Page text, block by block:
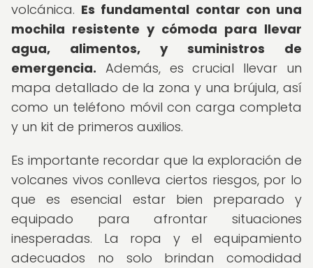
volcánica. Es fundamental contar con una
mochila resistente y cómoda para llevar
agua, alimentos, y suministros de
emergencia. Además, es crucial llevar un
mapa detallado de la zona y una brújula, así
como un teléfono móvil con carga completa
y un kit de primeros auxilios.
Es importante recordar que la exploración de
volcanes vivos conlleva ciertos riesgos, por lo
que es esencial estar bien preparado y
equipado para afrontar situaciones
inesperadas. La ropa y el equipamiento
adecuados no solo brindan comodidad